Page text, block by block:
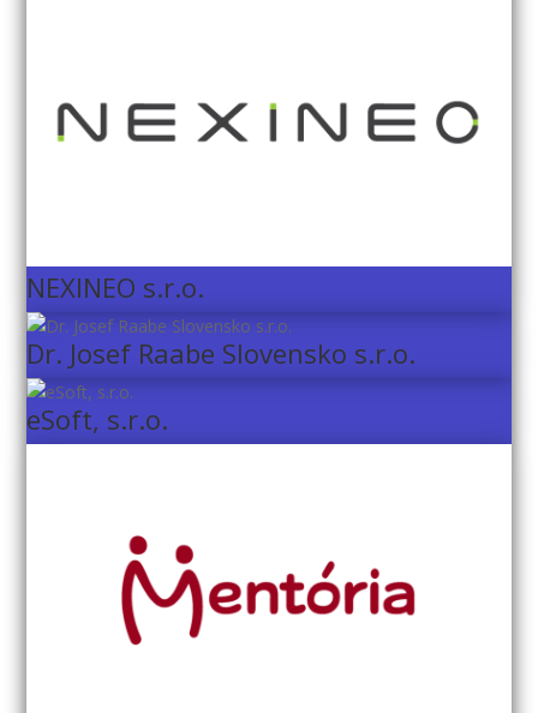
NEXINEO s.r.o.
Dr. Josef Raabe Slovensko s.r.o.
eSoft, s.r.o.